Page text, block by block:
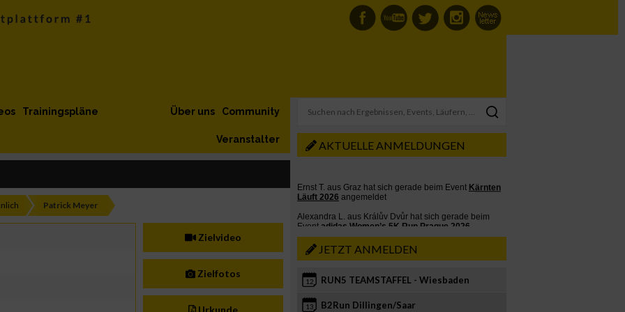
Trainingspläne Community
Über uns
Veranstalter
Patrick Meyer
Zielvideo
Zielfotos
Urkunde
AKTUELLE ANMELDUNGEN
JETZT ANMELDEN
12 RUN5 TEAMSTAFFEL - Wiesbaden
13 B2Run Dillingen/Saar